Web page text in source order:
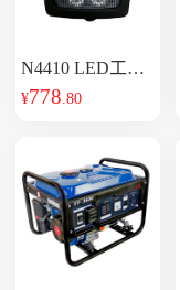
N4410 LED工作
灯
¥778.80